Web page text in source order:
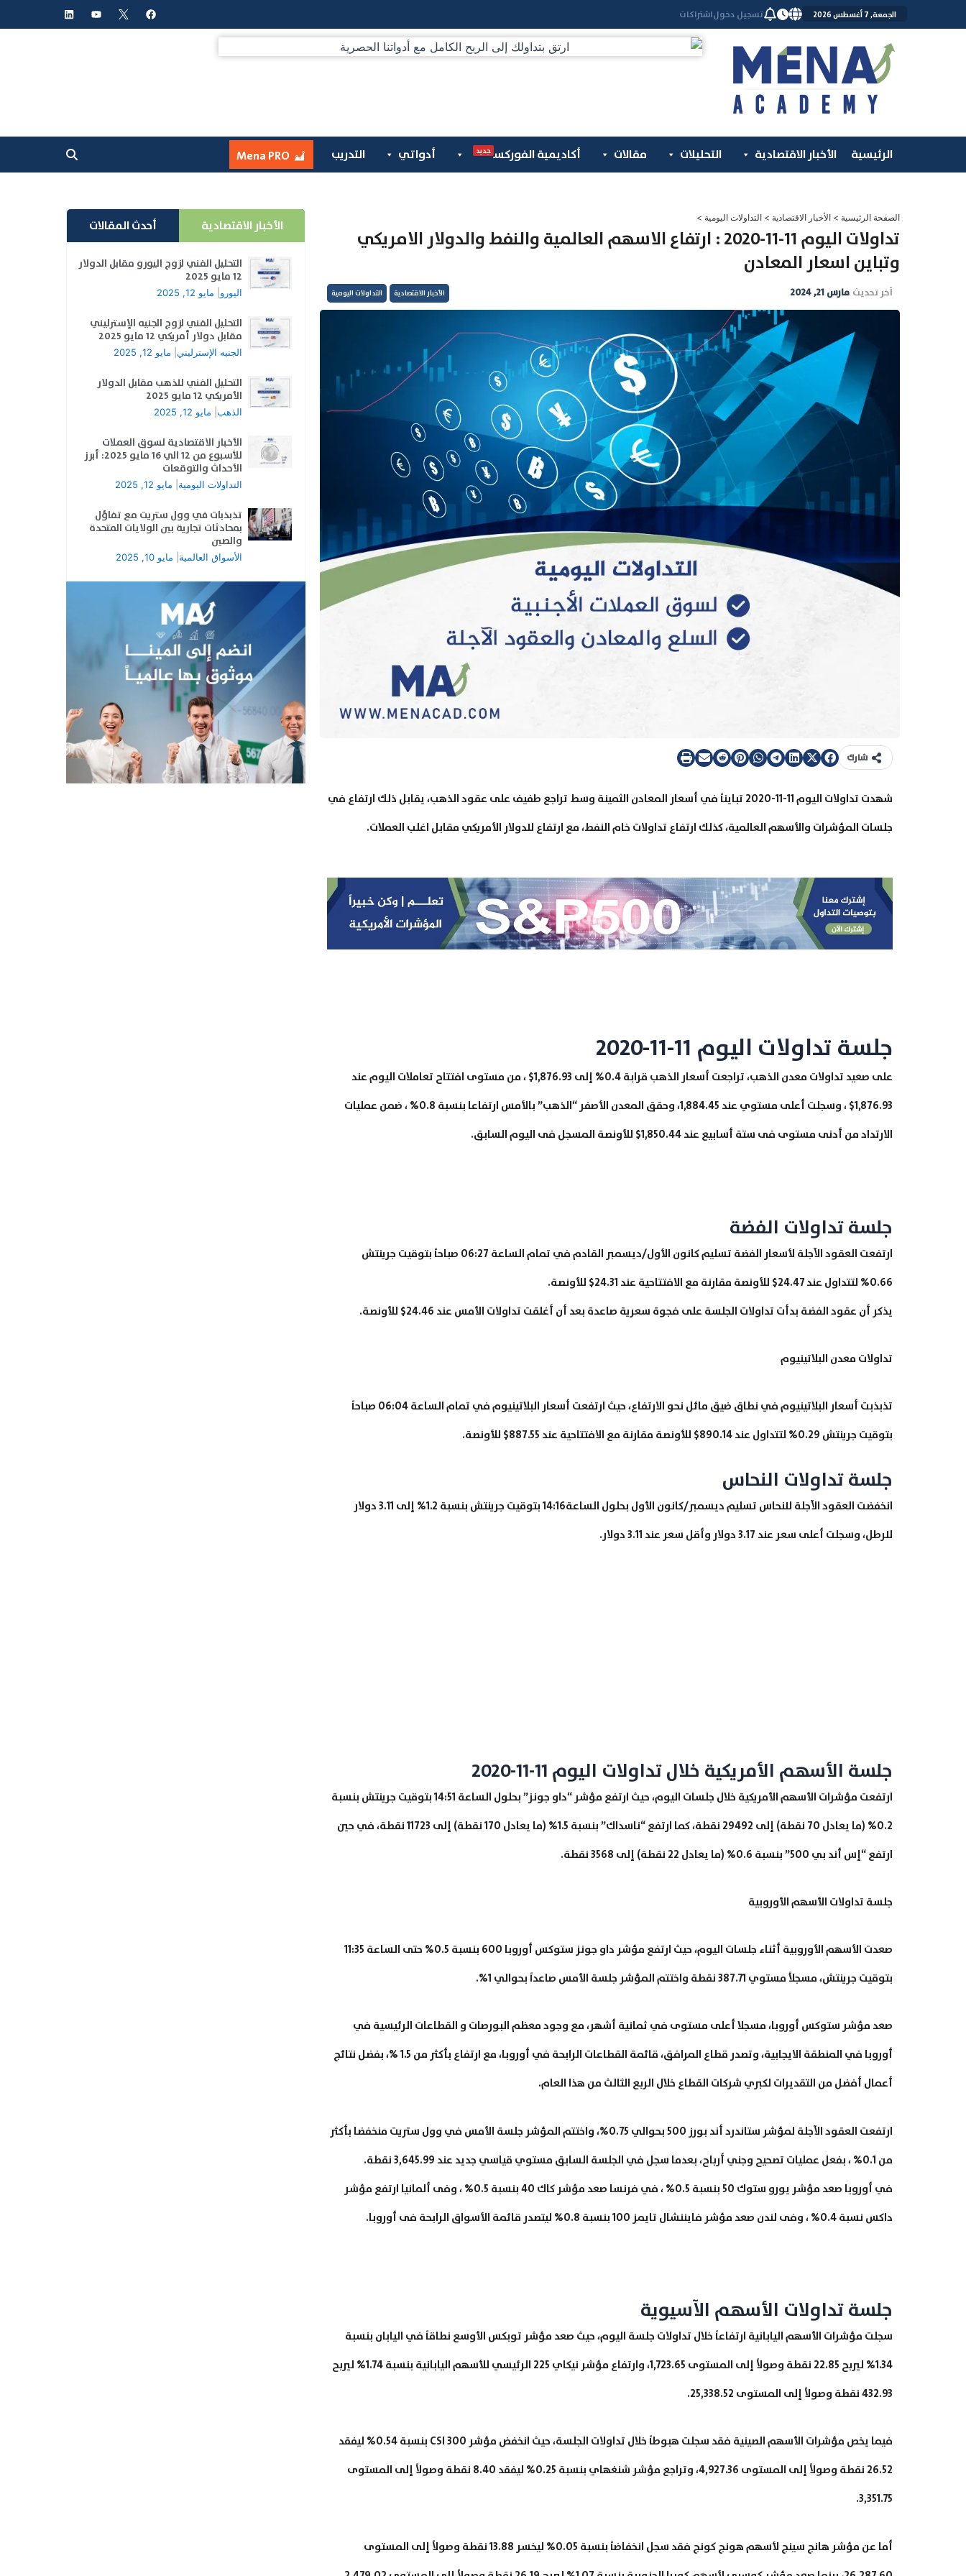
إلى
الجمعة, 7 أغسطس 2026 تسجيل دخولاشتراكات
F
a
c
Y
o
u
L
i
n
الرئيسية الأخبار الاقتصادية التحليلات مقالات أكاديمية الفوركس جديد أدواتي التدريب Mena PRO
الصفحة الرئيسية > الأخبار الاقتصادية > التداولات اليومية >
تداولات اليوم 11-11-2020 : ارتفاع الاسهم العالمية والنفط والدولار الامريكي
وتباين اسعار المعادن
آخر تحديث مارس 21, 2024 الأخبار الاقتصادية التداولات اليومية
شارك
شهدت تداولات اليوم 11-11-2020 تبايناً في أسعار المعادن الثمينة وسط تراجع طفيف على عقود الذهب، يقابل ذلك ارتفاع في
جلسات المؤشرات والأسهم العالمية، كذلك ارتفاع تداولات خام النفط، مع ارتفاع للدولار الأمريكي مقابل اغلب العملات.
جلسة تداولات اليوم 11-11-2020
على صعيد تداولات معدن الذهب، تراجعت أسعار الذهب قرابة 0.4% إلى 1,876.93$ ، من مستوى افتتاح تعاملات اليوم عند
1,876.93$ ، وسجلت أعلى مستوي عند 1,884.45، وحقق المعدن الأصفر “الذهب” بالأمس ارتفاعا بنسبة 0.8% ، ضمن عمليات
الارتداد من أدنى مستوى فى ستة أسابيع عند 1,850.44$ للأونصة المسجل فى اليوم السابق.
جلسة تداولات الفضة
ارتفعت العقود الآجلة لأسعار الفضة تسليم كانون الأول/ديسمبر القادم في تمام الساعة 06:27 صباحاً بتوقيت جرينتش
0.66% لتتداول عند 24.47$ للأونصة مقارنة مع الافتتاحية عند 24.31$ للأونصة.
يذكر أن عقود الفضة بدأت تداولات الجلسة على فجوة سعرية صاعدة بعد أن أغلقت تداولات الأمس عند 24.46$ للأونصة.
تداولات معدن البلاتينيوم
تذبذبت أسعار البلاتينيوم في نطاق ضيق مائل نحو الارتفاع، حيث ارتفعت أسعار البلاتينيوم في تمام الساعة 06:04 صباحاً
بتوقيت جرينتش 0.29% لتتداول عند 890.14$ للأونصة مقارنة مع الافتتاحية عند 887.55$ للأونصة.
جلسة تداولات النحاس
انخفضت العقود الآجلة للنحاس تسليم ديسمبر/كانون الأول بحلول الساعة14:16 بتوقيت جرينتش بنسبة 1.2% إلى 3.11 دولار
للرطل، وسجلت أعلى سعر عند 3.17 دولار وأقل سعر عند 3.11 دولار.
جلسة الأسهم الأمريكية خلال تداولات اليوم 11-11-2020
ارتفعت مؤشرات الأسهم الأمريكية خلال جلسات اليوم، حيث ارتفع مؤشر “داو جونز” بحلول الساعة 14:51 بتوقيت جرينتش بنسبة
0.2% (ما يعادل 70 نقطة) إلى 29492 نقطة، كما ارتفع “ناسداك” بنسبة 1.5% (ما يعادل 170 نقطة) إلى 11723 نقطة، في حين
ارتفع “إس أند بي 500” بنسبة 0.6% (ما يعادل 22 نقطة) إلى 3568 نقطة.
جلسة تداولات الأسهم الأوروبية
صعدت الأسهم الأوروبية أثناء جلسات اليوم، حيث ارتفع مؤشر داو جونز ستوكس أوروبا 600 بنسبة 0.5% حتى الساعة 11:35
بتوقيت جرينتش، مسجلاً مستوي 387.71 نقطة واختتم المؤشر جلسة الأمس صاعداً بحوالي 1%.
صعد مؤشر ستوكس أوروبا، مسجلا أعلى مستوى في ثمانية أشهر، مع وجود معظم البورصات و القطاعات الرئيسية في
أوروبا في المنطقة الايجابية، وتصدر قطاع المرافق، قائمة القطاعات الرابحة في أوروبا، مع ارتفاع بأكثر من 1.5 %، بفضل نتائج
أعمال أفضل من التقديرات لكبري شركات القطاع خلال الربع الثالث من هذا العام.
ارتفعت العقود الآجلة لمؤشر ستاندرد أند بورز 500 بحوالي 0.75%، واختتم المؤشر جلسة الأمس في وول ستريت منخفضا بأكثر
من 0.1% ، بفعل عمليات تصحيح وجني أرباح، بعدما سجل في الجلسة السابق مستوي قياسي جديد عند 3,645.99 نقطة.
في أوروبا صعد مؤشر يورو ستوك 50 بنسبة 0.5% ، في فرنسا صعد مؤشر كاك 40 بنسبة 0.5% ، وفى ألمانيا ارتفع مؤشر
داكس نسبة 0.4% ، وفى لندن صعد مؤشر فايننشال تايمز 100 بنسبة 0.8% ليتصدر قائمة الأسواق الرابحة فى أوروبا.
جلسة تداولات الأسهم الآسيوية
سجلت مؤشرات الأسهم اليابانية ارتفاعاً خلال تداولات جلسة اليوم، حيث صعد مؤشر توبكس الأوسع نطاقاً في اليابان بنسبة
1.34% ليربح 22.85 نقطة وصولاً إلى المستوى 1,723.65، وارتفاع مؤشر نيكاي 225 الرئيسي للأسهم اليابانية بنسبة 1.74% ليربح
432.93 نقطة وصولاً إلى المستوى 25,338.52.
فيما يخص مؤشرات الأسهم الصينية فقد سجلت هبوطاً خلال تداولات الجلسة، حيث انخفض مؤشر CSI 300 بنسبة 0.54% ليفقد
26.52 نقطة وصولاً إلى المستوى 4,927.36، وتراجع مؤشر شنغهاي بنسبة 0.25% ليفقد 8.40 نقطة وصولاً إلى المستوى
3,351.75.
أما عن مؤشر هانج سينج لأسهم هونج كونج فقد سجل انخفاضاً بنسبة 0.05% ليخسر 13.88 نقطة وصولاً إلى المستوى
الأخبار الاقتصادية أحدث المقالات
التحليل الفني لزوج اليورو مقابل الدولار
12 مايو 2025
اليورو مايو 12, 2025
التحليل الفني لزوج الجنيه الإسترليني
مقابل دولار أمريكي 12 مايو 2025
الجنيه الإسترليني مايو 12, 2025
التحليل الفني للذهب مقابل الدولار
الأمريكي 12 مايو 2025
الذهب مايو 12, 2025
الأخبار الاقتصادية لسوق العملات
للأسبوع من 12 الي 16 مايو 2025: أبرز
الأحداث والتوقعات
التداولات اليومية مايو 12, 2025
تذبذبات في وول ستريت مع تفاؤل
بمحادثات تجارية بين الولايات المتحدة
والصين
الأسواق العالمية مايو 10, 2025